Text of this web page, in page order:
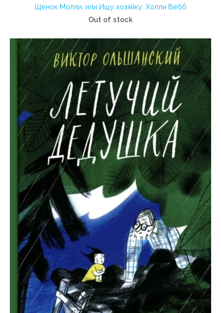
Щенок Молли, или Ищу хозяйку. Холли Вебб
Out of stock